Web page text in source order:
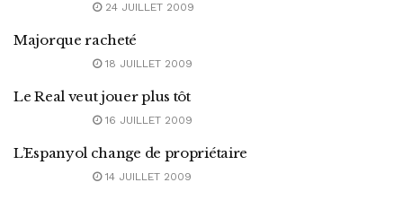
24 JUILLET 2009
Majorque racheté
18 JUILLET 2009
Le Real veut jouer plus tôt
16 JUILLET 2009
L’Espanyol change de propriétaire
14 JUILLET 2009